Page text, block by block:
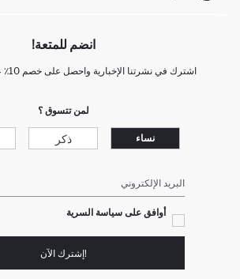
انضم للمتعة!
اشترك في نشرتنا الإخبارية واحصل على خصم 10٪ على تسوقك الأول!
لمن تتسوق ؟
نساء ذكر
البريد الإلكتروني
أوافق على سياسة السرية
!إشترك الآن